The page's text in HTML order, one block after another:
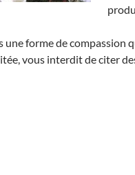
une forme de compassion
vous interdit de citer